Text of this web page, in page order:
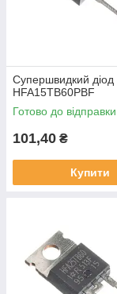
Супершвидкий діод
HFA15TB60PBF
Готово до відправки
101,40 ₴
Купити